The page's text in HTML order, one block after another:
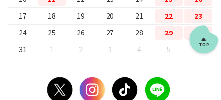
17
18 19 20 21 22
23
24
25 26 27 28 29
31
1 2 3 4 5 6